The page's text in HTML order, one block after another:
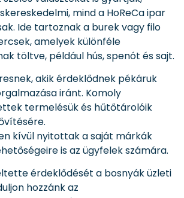
mind a HoReCa ipar
Ide tartoznak a burek vagy filo
amelyek különféle
töltve, például hús, spenót és sajt.
akik érdeklődnek pékáruk
iránt. Komoly
termelésük és hűtőtárolóik
kívül nyitottak a saját márkák
is az ügyfelek számára.
érdeklődését a bosnyák üzleti
hozzánk az